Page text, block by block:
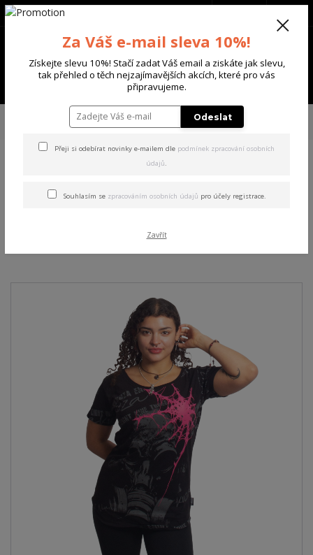
Menu
+420 702 136 620
TRIČKA & TÍLKA
Yakuza dámské tílko Respirator V03
Allover Curved Crew Neck T-Shirt black L
Respirator V03 Allover
Za Váš e-mail sleva 10%!
Získejte slevu 10%! Stačí zadat Váš email a ziskáte jak slevu,
tak přehled o těch nejzajímavějších akcích, které pro vás
připravujeme.
Odeslat
Přeji si odebírat novinky e-mailem dle podmínek zpracování osobních
údajů.
Souhlasím se zpracováním osobních údajů pro účely registrace.
Zavřít